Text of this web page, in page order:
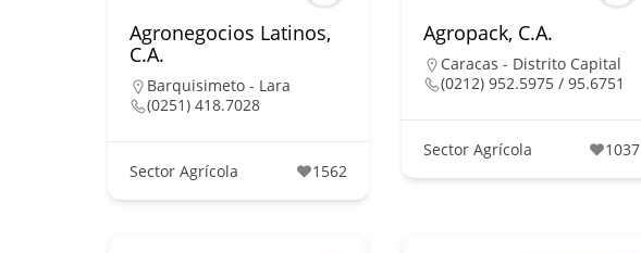
Agronegocios Latinos,
C.A.
Barquisimeto - Lara
(0251) 418.7028
Sector Agrícola 1562
Agropack, C.A.
Caracas - Distrito Capital
(0212) 952.5975 / 95.6751
Sector Agrícola 1037